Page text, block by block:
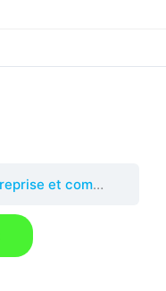
de l’entrepreneur